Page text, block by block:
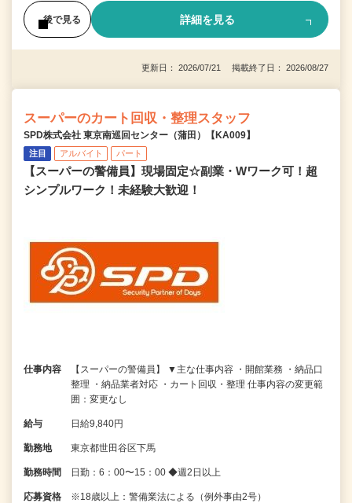
後で見る 詳細を見る
更新日： 2026/07/21 掲載終了日： 2026/08/27
スーパーのカート回収・整理スタッフ
SPD株式会社 東京南巡回センター（蒲田）【KA009】
注目 アルバイト パート
【スーパーの警備員】現場固定☆副業・Wワーク可！超
シンプルワーク！未経験大歓迎！
仕事内容
【スーパーの警備員】 ▼主な仕事内容 ・開館業務 ・納品口
整理 ・納品業者対応 ・カート回収・整理 仕事内容の変更範
囲：変更なし
給与 日給9,840円
勤務地 東京都世田谷区下馬
勤務時間 日勤：6：00〜15：00 ◆週2日以上
応募資格 ※18歳以上：警備業法による（例外事由2号）